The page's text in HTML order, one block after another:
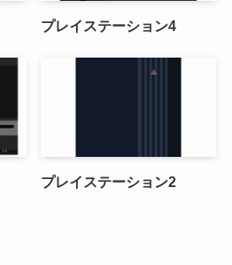
プレイステーション4
プレイステーション2